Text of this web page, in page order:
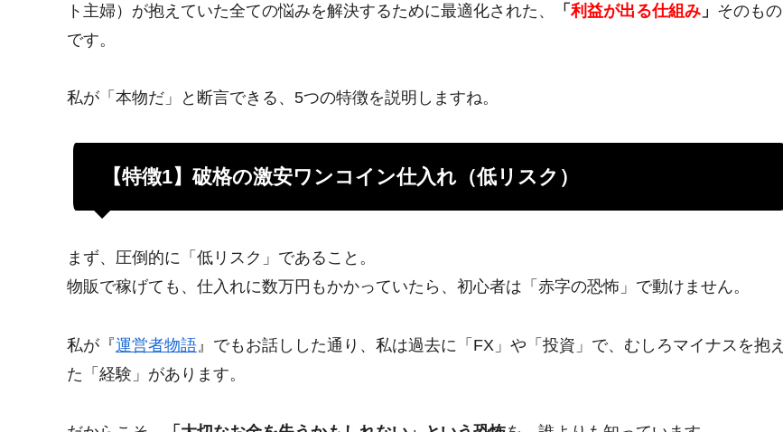
ト主婦）が抱えていた全ての悩みを解決するために最適化された、
「利益が出る仕組み 」 そのもの
です。
私が「本物だ」と断言できる、5つの特徴を説明しますね。
【特徴1】破格の激安ワンコイン仕入れ（低リスク）
まず、圧倒的に「低リスク」であること。
物販で稼げても、仕入れに数万円もかかっていたら、初心者は「赤字の恐怖」で動けません。
私が『運営者物語 』でもお話しした通り、私は過去に「FX」や「投資」で、むしろマイナスを抱え
た「経験」があります。